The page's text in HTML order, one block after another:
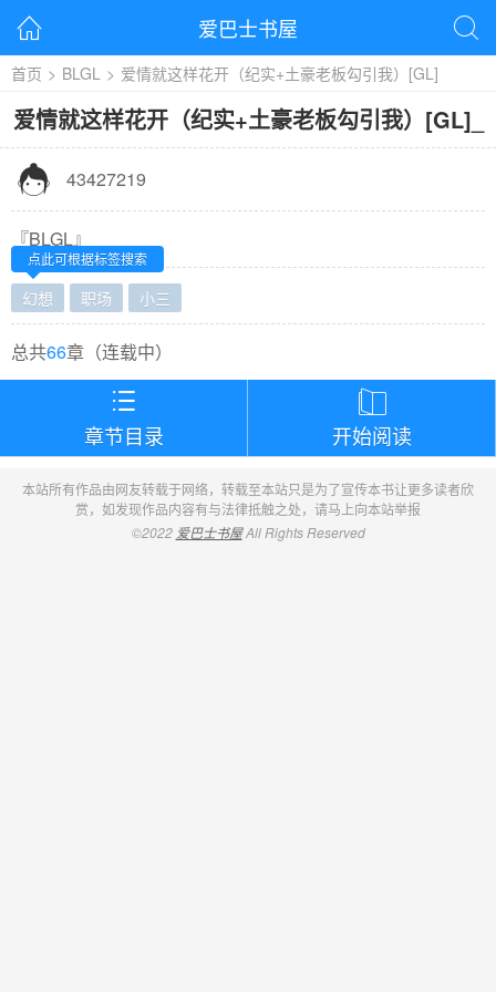
 爱巴士书屋 
首页 > BLGL > 爱情就这样花开（纪实+土豪老板勾引我）[GL]
爱情就这样花开（纪实+土豪老板勾引我）[GL]
 43427219
『BLGL』
点此可根据标签搜索
幻想 职场 小三
总共66章（连载中）

章节目录

开始阅读
本站所有作品由网友转载于网络，转载至本站只是为了宣传本书让更多读者欣
赏，如发现作品内容有与法律抵触之处，请马上向本站举报
©2022 爱巴士书屋All Rights Reserved